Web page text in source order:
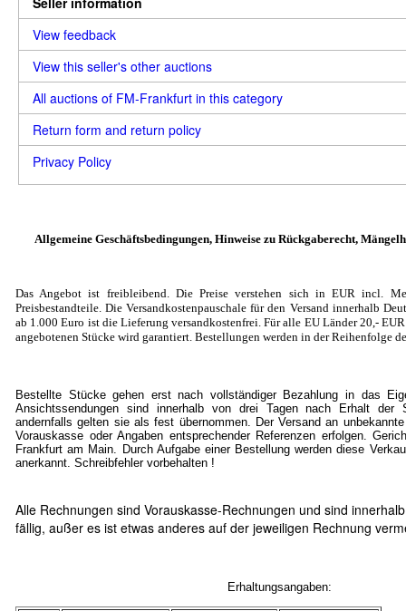
View feedback
View this seller's other auctions
All auctions of FM-Frankfurt in this category
Return form and return policy
Privacy Policy
Allgemeine Geschäftsbedingungen, Hinweise zu Rückgaberecht,
Das Angebot ist freibleibend. Die Preise verstehen sich in EUR incl.
Preisbestandteile. Die Versandkostenpauschale für den Versand innerhalb
ab 1.000 Euro ist die Lieferung versandkostenfrei. Für alle EU Länder 20,-
angebotenen Stücke wird garantiert. Bestellungen werden in der Reihenfolge
Bestellte Stücke gehen erst nach vollständiger Bezahlung in das
Ansichtssendungen sind innerhalb von drei Tagen nach Erhalt der
andernfalls gelten sie als fest übernommen. Der Versand an
Vorauskasse oder Angaben entsprechender Referenzen erfolgen.
Frankfurt am Main. Durch Aufgabe einer Bestellung werden diese
anerkannt. Schreibfehler vorbehalten !
Alle Rechnungen sind Vorauskasse-Rechnungen und sind
fällig, außer es ist etwas anderes auf der jeweiligen Rechnung
Erhaltungsangaben: